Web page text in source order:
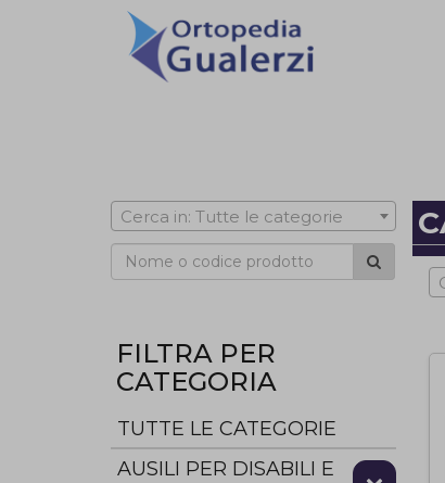
Cerca in: Tutte le categorie
FILTRA PER
CATEGORIA
TUTTE LE CATEGORIE
AUSILI PER DISABILI E